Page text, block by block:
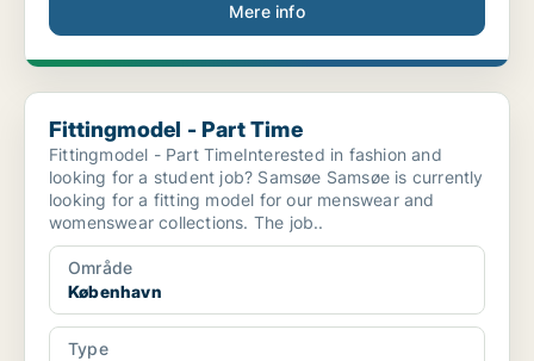
Mere info
Fittingmodel - Part Time
Fittingmodel - Part Time
Fittingmodel - Part TimeInterested in fashion and
looking for a student job? Samsøe Samsøe is currently
looking for a fitting model for our menswear and
womenswear collections. The job..
Område
København
Type